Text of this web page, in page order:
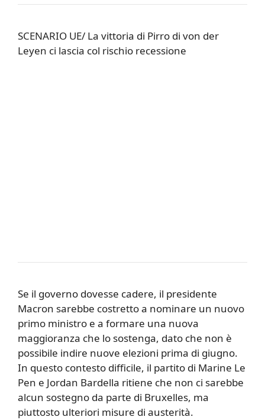
SCENARIO UE/ La vittoria di Pirro di von der
Leyen ci lascia col rischio recessione
Se il governo dovesse cadere, il presidente
Macron sarebbe costretto a nominare un nuovo
primo ministro e a formare una nuova
maggioranza che lo sostenga, dato che non è
possibile indire nuove elezioni prima di giugno.
In questo contesto difficile, il partito di Marine Le
Pen e Jordan Bardella ritiene che non ci sarebbe
alcun sostegno da parte di Bruxelles, ma
piuttosto ulteriori misure di austerità.